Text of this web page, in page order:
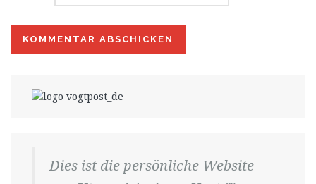
Dies ist die persönliche Website